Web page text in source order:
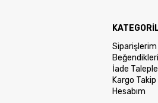
Siparişlerim
İade
Kargo Takip
Hesabım